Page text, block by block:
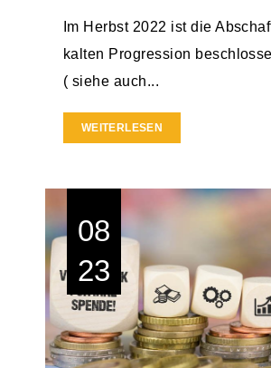
Im Herbst 2022 ist die
kalten Progression
( siehe auch...
WEITERLESEN
08
23